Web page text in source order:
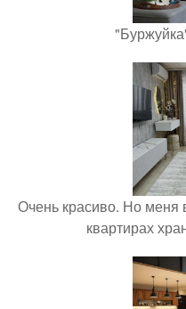
Очень красиво. Но меня
квартирах